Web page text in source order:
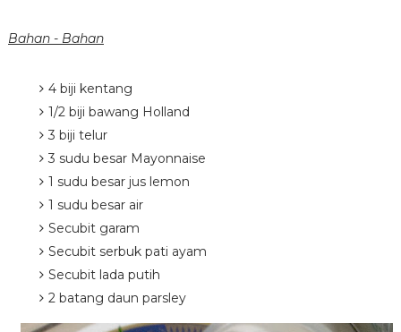
Bahan - Bahan
4 biji kentang
1/2 biji bawang Holland
3 biji telur
3 sudu besar Mayonnaise
1 sudu besar jus lemon
1 sudu besar air
Secubit garam
Secubit serbuk pati ayam
Secubit lada putih
2 batang daun parsley